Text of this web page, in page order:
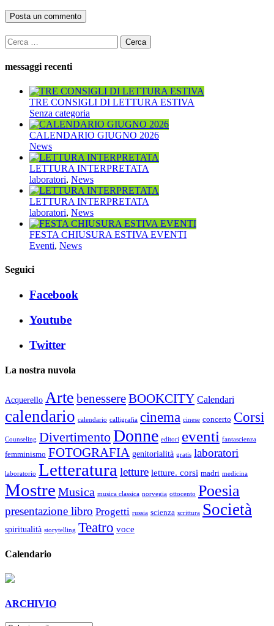
Ricerca
per:
messaggi recenti
TRE CONSIGLI DI LETTURA ESTIVA
Senza categoria
CALENDARIO GIUGNO 2026
News
LETTURA INTERPRETATA
laboratori, News
LETTURA INTERPRETATA
laboratori, News
FESTA CHIUSURA ESTIVA EVENTI
Eventi, News
Seguici
Facebook
Youtube
Twitter
La nostra nuvola
Acquerello Arte benessereBOOKCITY Calendari
calendario calendario calligrafia cinema cinese concerto Corsi
Counseling DivertimentoDonne editori eventi fantascienza
femminismo FOTOGRAFIA genitorialità gratis laboratori
laboratorio Letteratura letture letture. corsi madri medicina
Mostre Musica musica classica norvegia ottocento Poesia
presentazione libro Progetti russia scienza scrittura Società
spiritualità storytelling Teatro voce
Calendario
ARCHIVIO